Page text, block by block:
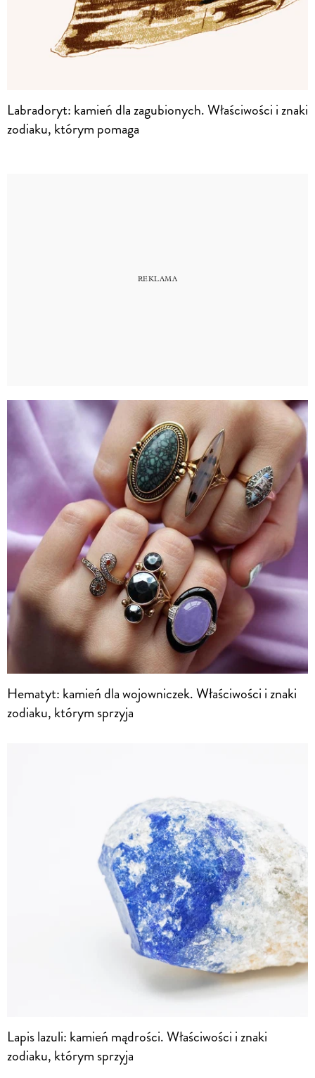
Labradoryt: kamień dla zagubionych. Właściwości i znaki
zodiaku, którym pomaga
Hematyt: kamień dla wojowniczek. Właściwości i znaki
zodiaku, którym sprzyja
Lapis lazuli: kamień mądrości. Właściwości i znaki
zodiaku, którym sprzyja